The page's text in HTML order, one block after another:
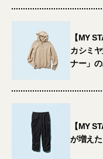
【MY
カシミ
ナー」
【MY
が増え